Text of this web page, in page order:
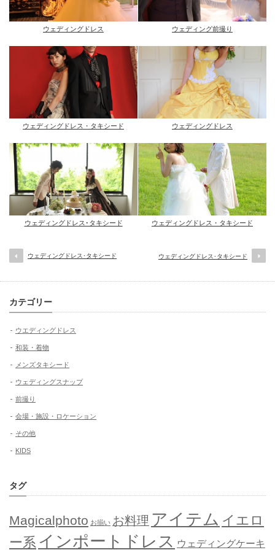
ウェディングドレス ウェディング前撮り
ウェディングドレス・タキシード ウェディングドレス
ウェディングドレス･タキシード ウェディングドレス・タキシード
ウェディングドレス･タキシード ウェディングドレス･タキシード
カテゴリー
ウエディングドレス
和装・着物
メンズタキシード
ウェディングスナップ
前撮り
会場・施設・ロケーション
その他
KIDS
タグ
Magicalphoto お揃い お料理 アイテム イエロ
ー系 インポートドレス ウェディングケーキ